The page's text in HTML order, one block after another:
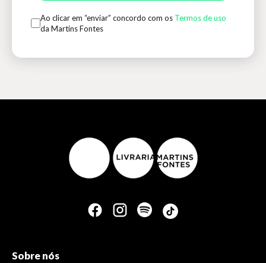
Ao clicar em “enviar” concordo com os Termos de uso
da Martins Fontes
Sobre nós